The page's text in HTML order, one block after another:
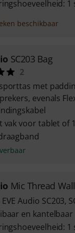
1
beschikbaar
SC203 Bag
2
met
evenals
vak voor tablet of
Mic Thread
Audio SC203,
en kantelbaar
1